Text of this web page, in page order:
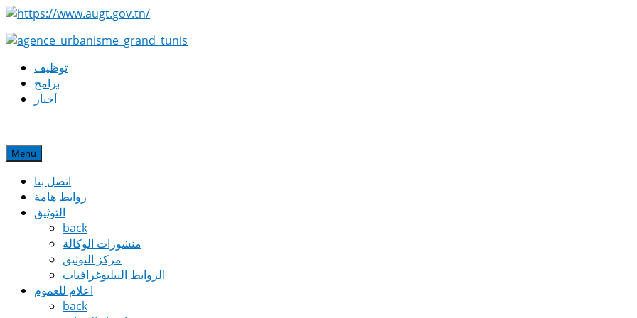
توظيف
برامج
أخبار
Menu
اتصل بنا
روابط هامة
التوثيق
back
منشورات الوكالة
مركز التوثيق
الروابط الببليوغرافيات
اعلام للعموم
back